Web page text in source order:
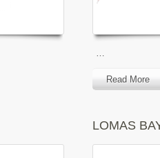
…
Read More
LOMAS